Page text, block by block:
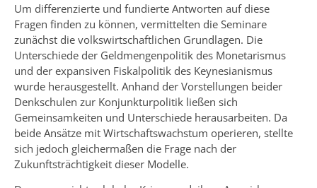
Um differenzierte und fundierte Antworten auf diese
Fragen finden zu können, vermittelten die Seminare
zunächst die volkswirtschaftlichen Grundlagen. Die
Unterschiede der Geldmengenpolitik des Monetarismus
und der expansiven Fiskalpolitik des Keynesianismus
wurde herausgestellt. Anhand der Vorstellungen beider
Denkschulen zur Konjunkturpolitik ließen sich
Gemeinsamkeiten und Unterschiede herausarbeiten. Da
beide Ansätze mit Wirtschaftswachstum operieren, stellte
sich jedoch gleichermaßen die Frage nach der
Zukunftsträchtigkeit dieser Modelle.